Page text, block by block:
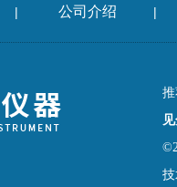
| 公司介绍 |